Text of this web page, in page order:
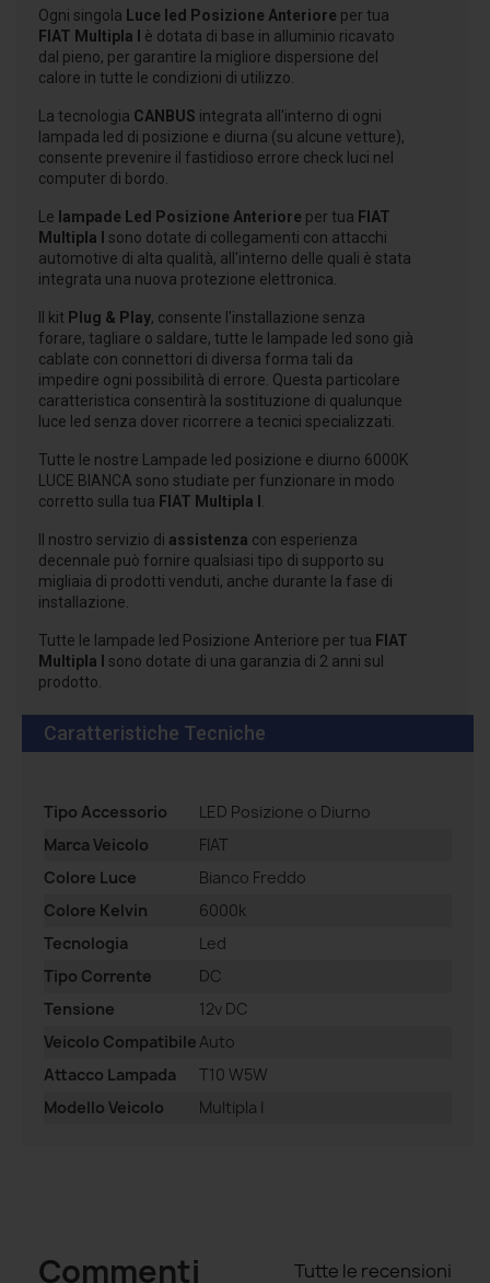
Ogni singola Luce led Posizione Anteriore per tua
FIAT Multipla I
è dotata di base in alluminio ricavato
dal pieno, per garantire la migliore dispersione del
calore in tutte le condizioni di utilizzo.
La tecnologia CANBUS integrata all'interno di ogni
lampada led di posizione e diurna (su alcune vetture),
consente prevenire il fastidioso errore check luci nel
computer di bordo.
Le lampade Led Posizione Anteriore per tua FIAT
Multipla I sono dotate di collegamenti con attacchi
automotive di alta qualità, all'interno delle quali è stata
integrata una nuova protezione elettronica.
Il kit Plug & Play, consente l'installazione senza
forare, tagliare o saldare, tutte le lampade led sono già
cablate con connettori di diversa forma tali da
impedire ogni possibilità di errore. Questa particolare
caratteristica consentirà la sostituzione di qualunque
luce led senza dover ricorrere a tecnici specializzati.
Tutte le nostre Lampade led posizione e diurno 6000K
LUCE BIANCA sono studiate per funzionare in modo
corretto sulla tua FIAT Multipla I .
Il nostro servizio di assistenza con esperienza
decennale può fornire qualsiasi tipo di supporto su
migliaia di prodotti venduti, anche durante la fase di
installazione.
Tutte le lampade led Posizione Anteriore per tua FIAT
Multipla I sono dotate di una garanzia di 2 anni sul
prodotto.
Caratteristiche Tecniche
Tipo Accessorio
LED Posizione o Diurno
Marca Veicolo
FIAT
Colore Luce
Bianco Freddo
Colore Kelvin
6000k
Tecnologia
Led
Tipo Corrente
DC
Tensione
12v DC
Veicolo Compatibile Auto
Attacco Lampada
T10 W5W
Modello Veicolo
Multipla I
Commenti Tutte le recensioni